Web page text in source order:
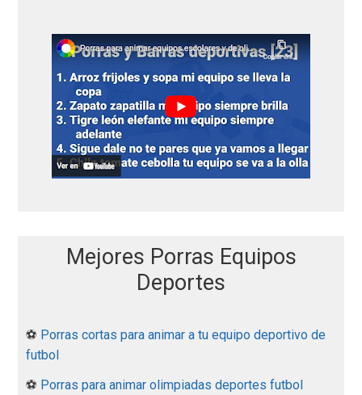
Mejores Porras Equipos
Deportes
⚽ Porras cortas para animar a tu equipo deportivo de
futbol
⚽ Porras para animar olimpiadas deportes futbol